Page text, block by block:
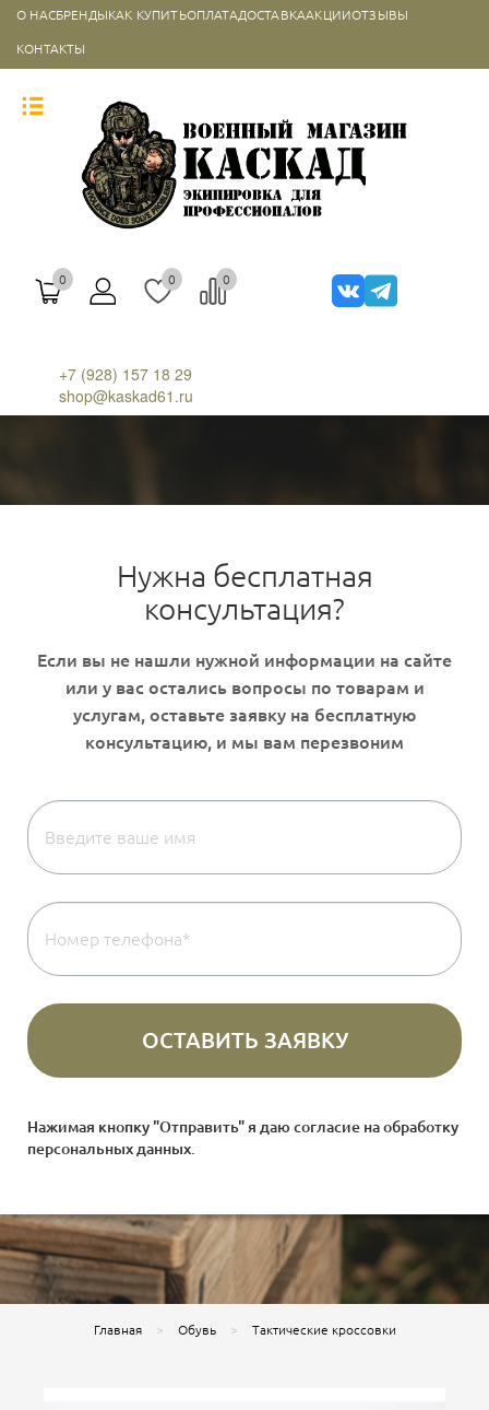
О НАСБРЕНДЫКАК КУПИТЬОПЛАТАДОСТАВКААКЦИИОТЗЫВЫ
КОНТАКТЫ
0 0 0
+7 (928) 157 18 29
shop@kaskad61.ru
Нужна бесплатная
консультация?
Нажимая кнопку "Отправить" я даю согласие наобработку
персональных данных
Главная Обувь Тактические кроссовки